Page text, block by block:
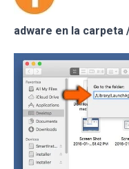
adware en la carpeta